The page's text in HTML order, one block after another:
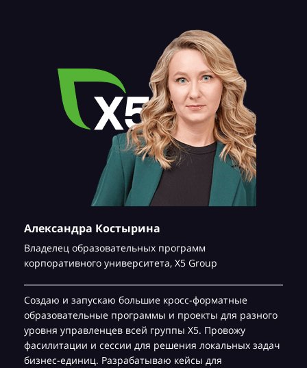
Александра Костырина
Владелец образовательных программ
корпоративного университета, Х5 Group
Создаю и запускаю большие кросс-форматные
образовательные программы и проекты для разного
уровня управленцев всей группы Х5. Провожу
фасилитации и сессии для решения локальных задач
бизнес-единиц. Разрабатываю кейсы для